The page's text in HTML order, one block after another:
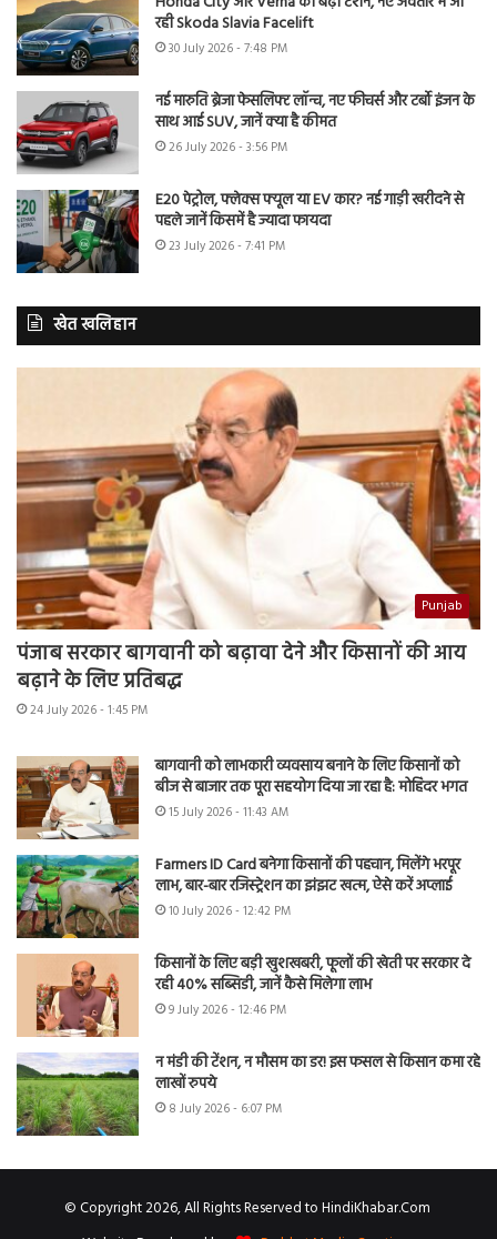
रही Skoda Slavia Facelift
30 July 2026 - 7:48 PM
नई मारुति ब्रेजा फेसलिफ्ट लॉन्च, नए फीचर्स और टर्बो इंजन के
साथ आई SUV, जानें क्या है कीमत
26 July 2026 - 3:56 PM
E20 पेट्रोल, फ्लेक्स फ्यूल या EV कार? नई गाड़ी खरीदने से
पहले जानें किसमें है ज्यादा फायदा
23 July 2026 - 7:41 PM
खेत खलिहान
Punjab
पंजाब सरकार बागवानी को बढ़ावा देने और किसानों की आय
बढ़ाने के लिए प्रतिबद्ध
24 July 2026 - 1:45 PM
बागवानी को लाभकारी व्यवसाय बनाने के लिए किसानों को
बीज से बाजार तक पूरा सहयोग दिया जा रहा है: मोहिंदर भगत
15 July 2026 - 11:43 AM
Farmers ID Card बनेगा किसानों की पहचान, मिलेंगे भरपूर
लाभ, बार-बार रजिस्ट्रेशन का झंझट खत्म, ऐसे करें अप्लाई
10 July 2026 - 12:42 PM
किसानों के लिए बड़ी खुशखबरी, फूलों की खेती पर सरकार दे
रही 40% सब्सिडी, जानें कैसे मिलेगा लाभ
9 July 2026 - 12:46 PM
न मंडी की टेंशन, न मौसम का डर! इस फसल से किसान कमा रहे
लाखों रुपये
8 July 2026 - 6:07 PM
© Copyright 2026, All Rights Reserved to HindiKhabar.Com